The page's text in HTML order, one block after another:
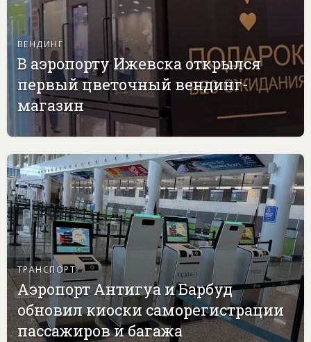
ВЕНДИНГ
В аэропорту Ижевска открылся
первый цветочный вендинг-
магазин
ТРАНСПОРТ
Аэропорт Антигуа и Барбуд
обновил киоски саморегистрации
пассажиров и багажа